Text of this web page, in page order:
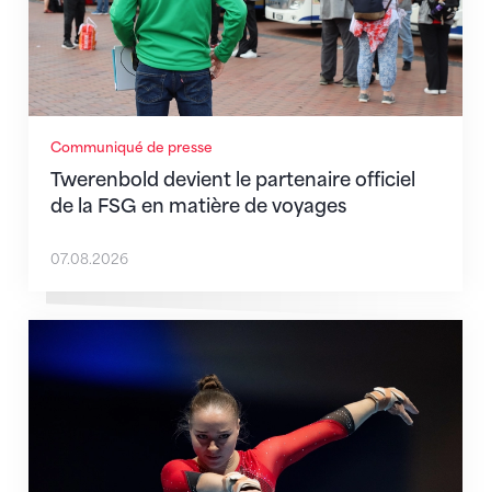
Communiqué de presse
Twerenbold devient le partenaire officiel
de la FSG en matière de voyages
07.08.2026